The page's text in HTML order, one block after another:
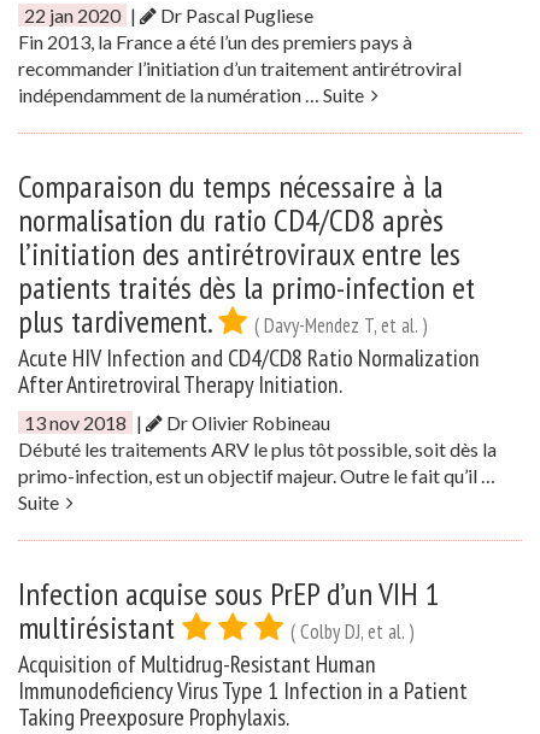
22 jan 2020 |
Dr Pascal Pugliese
Fin 2013, la France a été l’un des premiers pays à
recommander l’initiation d’un traitement antirétroviral
indépendamment de la numération … Suite
Comparaison du temps nécessaire à la
normalisation du ratio CD4/CD8 après
l’initiation des antirétroviraux entre les
patients traités dès la primo-infection et
plus tardivement.
( Davy-Mendez T, et al. )
Acute HIV Infection and CD4/CD8 Ratio Normalization
After Antiretroviral Therapy Initiation.
13 nov 2018 |
Dr Olivier Robineau
Débuté les traitements ARV le plus tôt possible, soit dès la
primo-infection, est un objectif majeur. Outre le fait qu’il …
Suite
Infection acquise sous PrEP d’un VIH 1
multirésistant
( Colby DJ, et al. )
Acquisition of Multidrug-Resistant Human
Immunodeficiency Virus Type 1 Infection in a Patient
Taking Preexposure Prophylaxis.